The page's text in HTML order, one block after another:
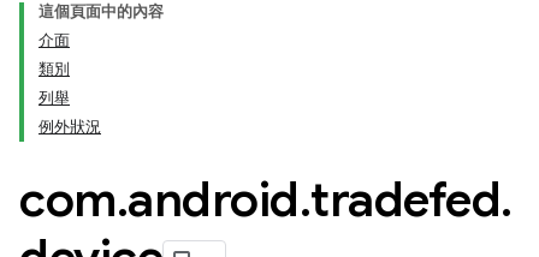
這個頁面中的內容
介面
類別
列舉
例外狀況
com.android.tradefed.